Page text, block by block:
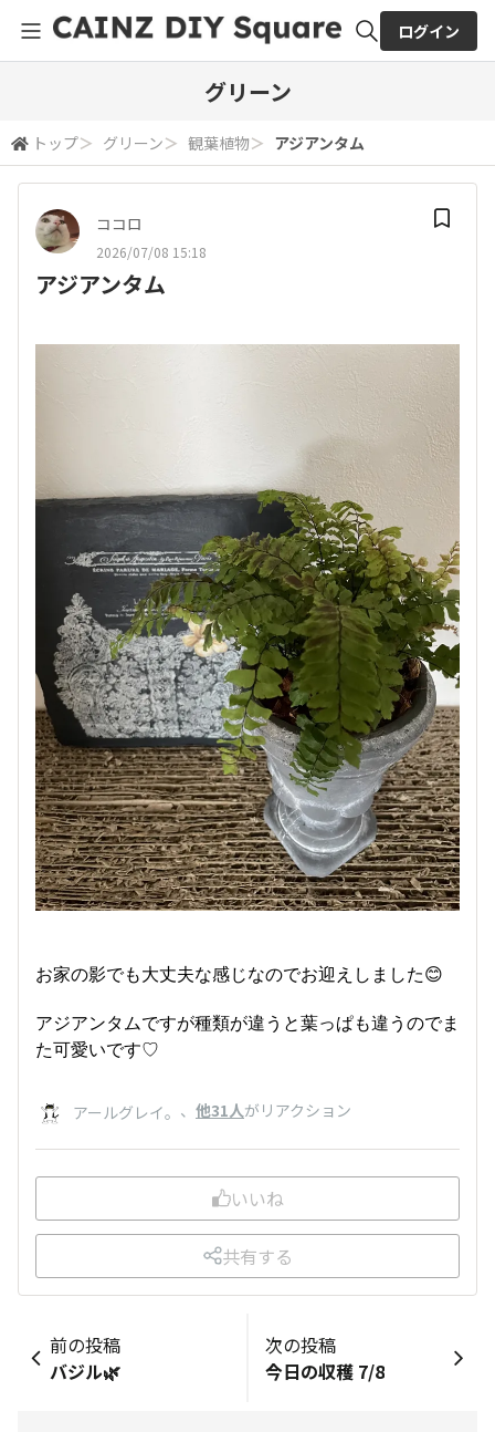
検索
ログイン
グリーン
トップ＞ グリーン＞ 観葉植物＞ アジアンタム
ココロ
2026/07/08 15:18
アジアンタム
お家の影でも大丈夫な感じなのでお迎えしました😊
アジアンタムですが種類が違うと葉っぱも違うのでま
た可愛いです♡
アールグレイ。 、 他31人がリアクション
いいね
共有する
前の投稿
バジル🌿
次の投稿
今日の収穫 7/8